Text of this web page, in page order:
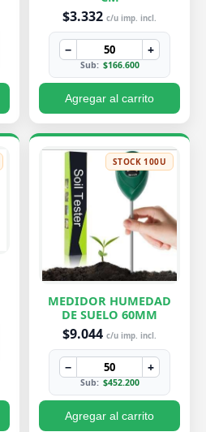
$3.332 c/u imp. incl.
− +
Sub: $166.600
Agregar al carrito
STOCK 100U
MEDIDOR HUMEDAD
DE SUELO 60MM
$9.044 c/u imp. incl.
− +
Sub: $452.200
Agregar al carrito